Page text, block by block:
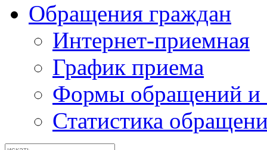
Обращения граждан
Интернет-приемная
График приема
Формы обращений и
Статистика